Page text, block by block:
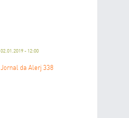
02.01.2019 - 12:00
Jornal da Alerj 338